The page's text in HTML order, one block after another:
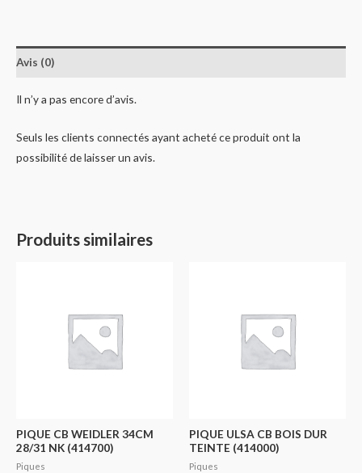
Avis (0)
Il n’y a pas encore d’avis.
Seuls les clients connectés ayant acheté ce produit ont la
possibilité de laisser un avis.
Produits similaires
PIQUE CB WEIDLER 34CM
28/31 NK (414700)
Piques
PIQUE ULSA CB BOIS DUR
TEINTE (414000)
Piques